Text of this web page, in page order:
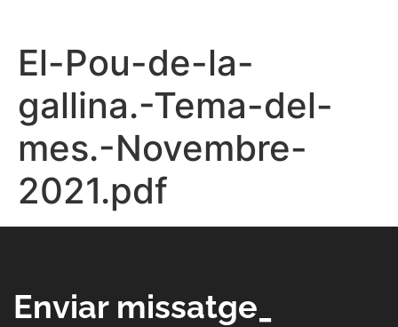
El-Pou-de-la-
gallina.-Tema-del-
mes.-Novembre-
2021.pdf
Enviar missatge_